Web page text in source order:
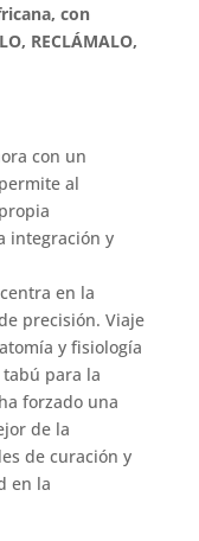
con
RECLÁMALO,
con un
al
integración y
en la
precisión. Viaje
y fisiología
para la
forzado una
de la
de curación y
en la